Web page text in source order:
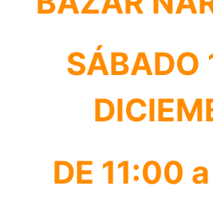
SÁBADO
DE 11:00